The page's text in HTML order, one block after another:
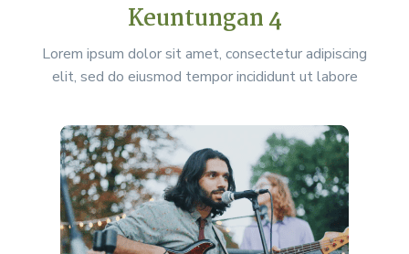
Keuntungan 4
Lorem ipsum dolor sit amet, consectetur adipiscing
elit, sed do eiusmod tempor incididunt ut labore